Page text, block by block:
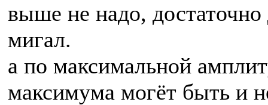
выше не надо,
мигал.
а по максимальной
максимума могёт быть и